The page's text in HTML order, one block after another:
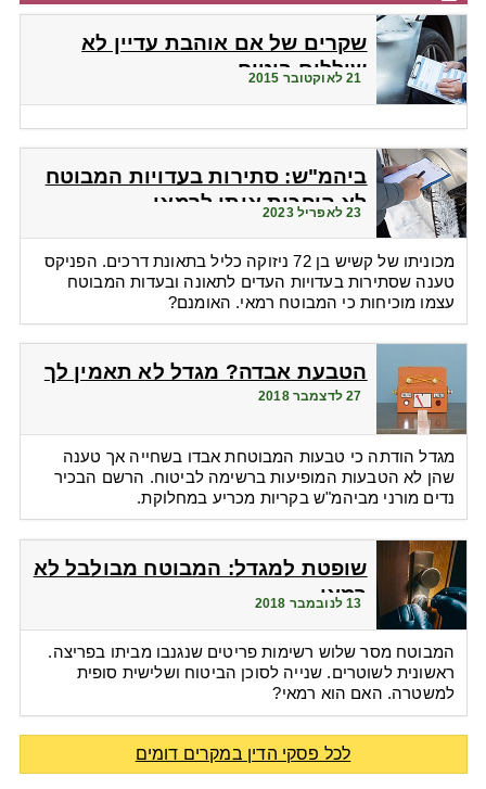
שקרים של אם אוהבת עדיין לא
שוללים ביטוח
21 לאוקטובר 2015
ביהמ"ש: סתירות בעדויות המבוטח
לא הופכות אותו לרמאי
23 לאפריל 2023
מכוניתו של קשיש בן 72 ניזוקה כליל בתאונת דרכים. הפניקס
טענה שסתירות בעדויות העדים לתאונה ובעדות המבוטח
עצמו מוכיחות כי המבוטח רמאי. האומנם?
הטבעת אבדה? מגדל לא תאמין לך
27 לדצמבר 2018
מגדל הודתה כי טבעות המבוטחת אבדו בשחייה אך טענה
שהן לא הטבעות המופיעות ברשימה לביטוח. הרשם הבכיר
נדים מורני מביהמ"ש בקריות מכריע במחלוקת.
שופטת למגדל: המבוטח מבולבל לא
רמאי
13 לנובמבר 2018
המבוטח מסר שלוש רשימות פריטים שנגנבו מביתו בפריצה.
ראשונית לשוטרים. שנייה לסוכן הביטוח ושלישית סופית
למשטרה. האם הוא רמאי?
לכל פסקי הדין במקרים דומים